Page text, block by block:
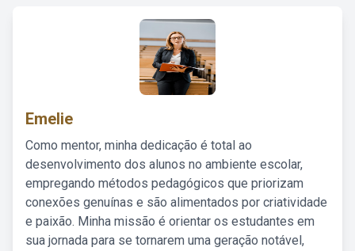
Emelie
Como mentor, minha dedicação é total ao
desenvolvimento dos alunos no ambiente escolar,
empregando métodos pedagógicos que priorizam
conexões genuínas e são alimentados por criatividade
e paixão. Minha missão é orientar os estudantes em
sua jornada para se tornarem uma geração notável,